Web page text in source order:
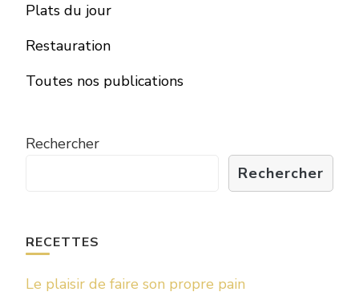
Plats du jour
Restauration
Toutes nos publications
Rechercher
Rechercher
RECETTES
Le plaisir de faire son propre pain